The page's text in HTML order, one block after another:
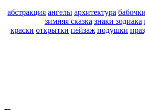
абстракция ангелы архитектура бабочки
зимняя сказка знаки зодиака
краски открытки пейзаж подушки